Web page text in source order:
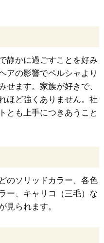
静かに過ごすことを好み
アの影響でペルシャより
せます。家族が好きで、
ほど強くありません。社
とも上手につきあうこと
のソリッドカラー、各色
ー、キャリコ（三毛）な
見られます。